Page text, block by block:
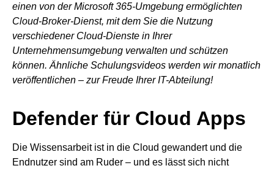
einen von der Microsoft 365-Umgebung ermöglichten
Cloud-Broker-Dienst, mit dem Sie die Nutzung
verschiedener Cloud-Dienste in Ihrer
Unternehmensumgebung verwalten und schützen
können. Ähnliche Schulungsvideos werden wir monatlich
veröffentlichen – zur Freude Ihrer IT-Abteilung!
Defender für Cloud Apps
Die Wissensarbeit ist in die Cloud gewandert und die
Endnutzer sind am Ruder – und es lässt sich nicht